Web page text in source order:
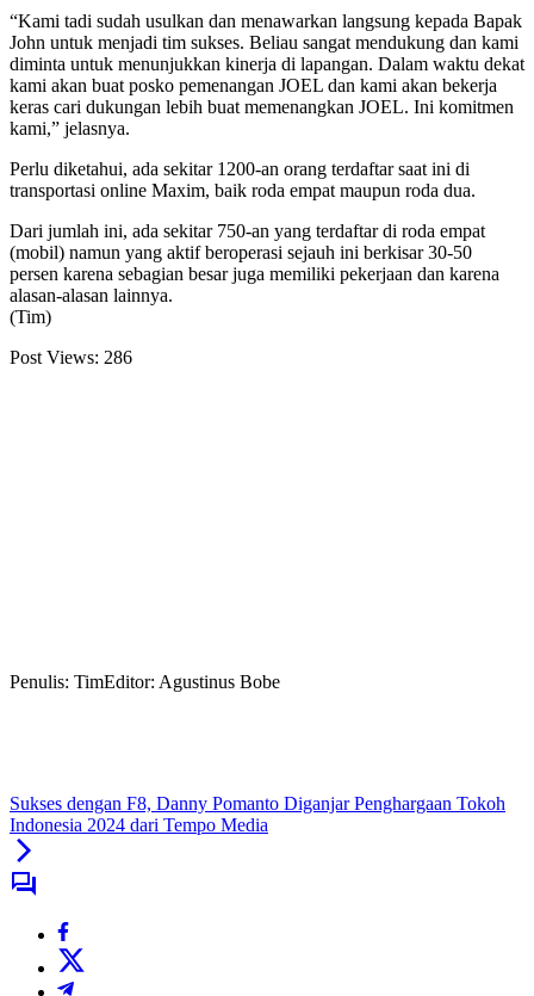
“Kami tadi sudah usulkan dan menawarkan langsung kepada Bapak
John untuk menjadi tim sukses. Beliau sangat mendukung dan kami
diminta untuk menunjukkan kinerja di lapangan. Dalam waktu dekat
kami akan buat posko pemenangan JOEL dan kami akan bekerja
keras cari dukungan lebih buat memenangkan JOEL. Ini komitmen
kami,” jelasnya.
Perlu diketahui, ada sekitar 1200-an orang terdaftar saat ini di
transportasi online Maxim, baik roda empat maupun roda dua.
Dari jumlah ini, ada sekitar 750-an yang terdaftar di roda empat
(mobil) namun yang aktif beroperasi sejauh ini berkisar 30-50
persen karena sebagian besar juga memiliki pekerjaan dan karena
alasan-alasan lainnya.
(Tim)
Post Views: 286
Penulis: TimEditor: Agustinus Bobe
Sukses dengan F8, Danny Pomanto Diganjar Penghargaan Tokoh
Indonesia 2024 dari Tempo Media